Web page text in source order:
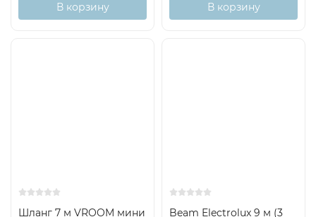
В корзину В корзину
Шланг 7 м VROOM мини
Beam Electrolux 9 м (3